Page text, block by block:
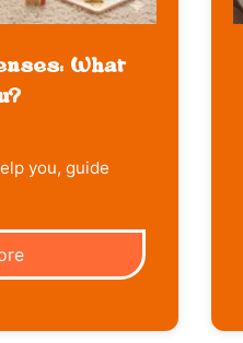
What
you, guide